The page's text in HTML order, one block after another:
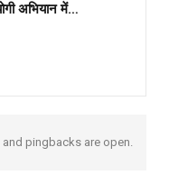
अभियान में…
and pingbacks are open.